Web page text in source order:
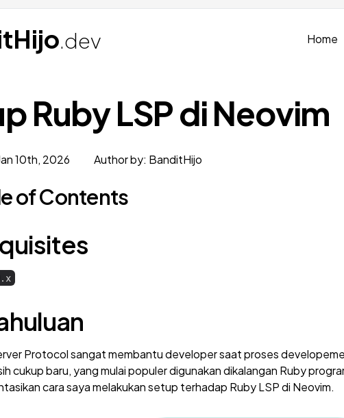
.dev Home
Ruby LSP di Neovim
10th, 2026 Author by: BanditHijo
of Contents
Protocol sangat membantu developer saat proses
cukup baru, yang mulai populer digunakan dikalangan Ruby
cara saya melakukan setup terhadap Ruby LSP di Neovim.